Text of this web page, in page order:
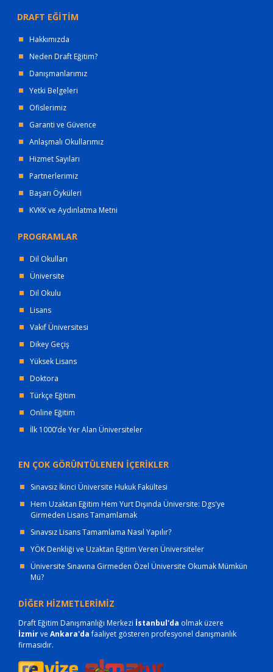
DRAFT EĞİTİM
Hakkımızda
Neden Draft Eğitim?
Danışmanlarımız
Yetki Belgeleri
Ofislerimiz
Garanti ve Güvence
Anlaşmalı Okullarımız
Hizmet Sayıları
Partnerlerimiz
Başarı Öyküleri
KVKK ve Aydınlatma Metni
PROGRAMLAR
Dil Okulları
Üniversite
Dil Okulu
Lisans
Vakıf Üniversitesi
Dikey Geçiş
Yüksek Lisans
Doktora
Türkçe Eğitim
Online Eğitim
İlk 1000’de Yer Alan Üniversiteler
EN ÇOK GÖRÜNTÜLENEN İÇERİKLER
Sınavsız İkinci Üniversite Hukuk Fakültesi
Hem Uzaktan Eğitim Hem Yurt Dışında Üniversite: Dgs'ye
Girmeden Lisans Tamamlamak
Sınavsız Lisans Tamamlama Nasıl Yapılır?
YÖK Denkliği ve Uzaktan Eğitim Veren Üniversiteler
Üniversite Sınavına Girmeden Özel Üniversite Okumak Mümkün
Mü?
DİĞER HİZMETLERİMİZ
Draft Eğitim Danışmanlığı Merkezi İstanbul'da olmak üzere
İzmirve Ankara'dafaaliyet gösteren profesyonel danışmanlık
firmasıdır.